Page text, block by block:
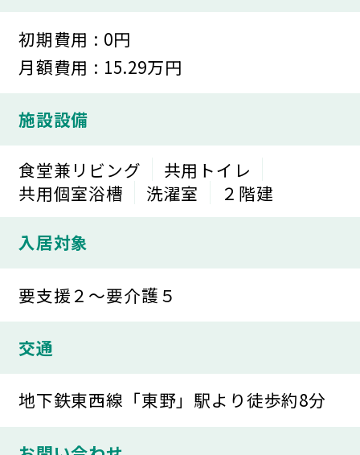
初期費用 : 0円
月額費用 : 15.29万円
施設設備
食堂兼リビング
共用トイレ
共用個室浴槽
洗濯室 ２階建
入居対象
要支援２～要介護５
交通
地下鉄東西線「東野」駅より徒歩約8分